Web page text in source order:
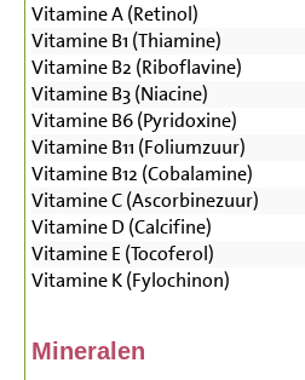
Vitamine A (Retinol)
Vitamine B1 (Thiamine)
Vitamine B2 (Riboflavine)
Vitamine B3 (Niacine)
Vitamine B6 (Pyridoxine)
Vitamine B11 (Foliumzuur)
Vitamine B12 (Cobalamine)
Vitamine C (Ascorbinezuur)
Vitamine D (Calcifine)
Vitamine E (Tocoferol)
Vitamine K (Fylochinon)
Mineralen